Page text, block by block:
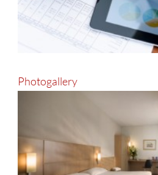
Photogallery